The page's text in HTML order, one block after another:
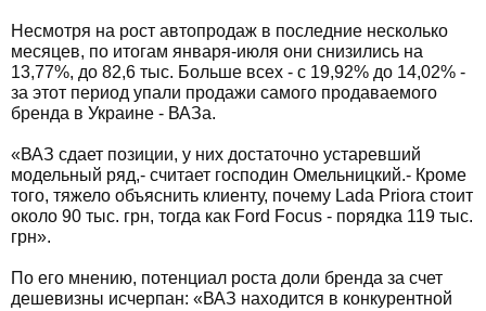
Несмотря на рост автопродаж в последние несколько
месяцев, по итогам января-июля они снизились на
13,77%, до 82,6 тыс. Больше всех - с 19,92% до 14,02% -
за этот период упали продажи самого продаваемого
бренда в Украине - ВАЗа.
«ВАЗ сдает позиции, у них достаточно устаревший
модельный ряд,- считает господин Омельницкий.- Кроме
того, тяжело объяснить клиенту, почему Lada Priora стоит
около 90 тыс. грн, тогда как Ford Focus - порядка 119 тыс.
грн».
По его мнению, потенциал роста доли бренда за счет
дешевизны исчерпан: «ВАЗ находится в конкурентной